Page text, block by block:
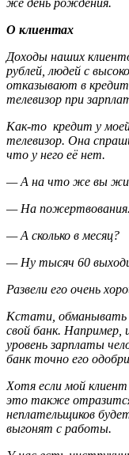
О клиентах
Доходы наших
рублей, людей с
отказывают в
телевизор при
Как-то кредит у
телевизор. Она
что у него её нет.
— А на что же вы
— На пожертвования.
— А сколько в месяц?
— Ну тысяч 60
Развели его очень
Кстати, обманывать
свой банк. Например,
уровень зарплаты
банк точно его
Хотя если мой
это также
неплательщиков
выгонят с работы.